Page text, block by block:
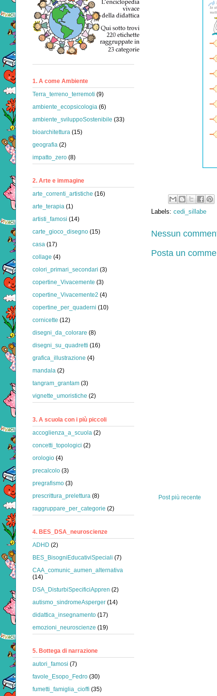
Labels: cedi_sillabe
Nessun
Posta un
Post più recente
1. A come Ambiente
Terra_terreno_terremoti (9)
ambiente_ecopsicologia (6)
ambiente_sviluppoSostenibile (33)
bioarchitettura (15)
geografia (2)
impatto_zero (8)
2. Arte e immagine
arte_correnti_artistiche (16)
arte_terapia (1)
artisti_famosi (14)
carte_gioco_disegno (15)
casa (17)
collage (4)
colori_primari_secondari (3)
copertine_Vivacemente (3)
copertine_Vivacemente2 (4)
copertine_per_quaderni (10)
cornicette (12)
disegni_da_colorare (8)
disegni_su_quadretti (16)
grafica_illustrazione (4)
mandala (2)
tangram_grantam (3)
vignette_umoristiche (2)
3. A scuola con i più piccoli
accoglienza_a_scuola (2)
concetti_topologici (2)
orologio (4)
precalcolo (3)
pregrafismo (3)
prescrittura_prelettura (8)
raggruppare_per_categorie (2)
4. BES_DSA_neuroscienze
ADHD (2)
BES_BisogniEducativiSpeciali (7)
CAA_comunic_aumen_alternativa
(14)
DSA_DisturbiSpecificiAppren (2)
autismo_sindromeAsperger (14)
didattica_insegnamento (17)
emozioni_neuroscienze (19)
5. Bottega di narrazione
autori_famosi (7)
favole_Esopo_Fedro (30)
fumetti_famiglia_cioffi (35)